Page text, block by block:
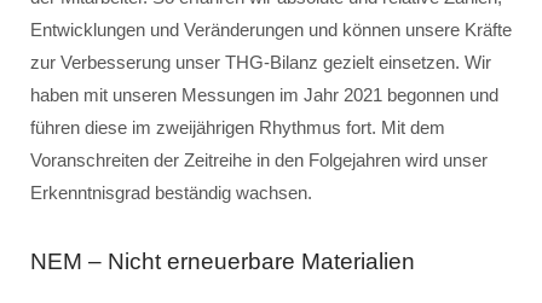
Entwicklungen und Veränderungen und können unsere Kräfte
zur Verbesserung unser THG-Bilanz gezielt einsetzen. Wir
haben mit unseren Messungen im Jahr 2021 begonnen und
führen diese im zweijährigen Rhythmus fort. Mit dem
Voranschreiten der Zeitreihe in den Folgejahren wird unser
Erkenntnisgrad beständig wachsen.
NEM – Nicht erneuerbare Materialien